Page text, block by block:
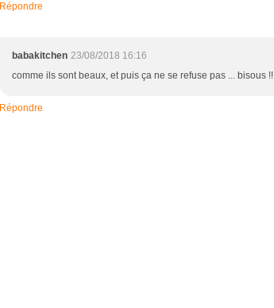
Répondre
babakitchen 23/08/2018 16:16
comme ils sont beaux, et puis ça ne se refuse pas ... bisous !!
Répondre